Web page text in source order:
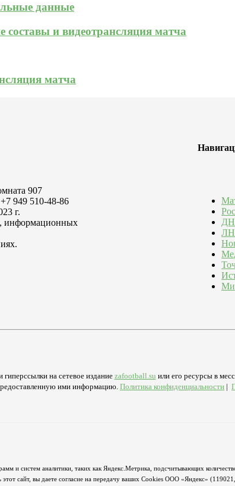
данные
и видеотрансляция матча
матча
907
949 510-48-86
г.
информационных
на сетевое издание zafootball.su или его ресурсы в
ими информацию.Политика конфиденциальности |
и систем аналитики, таких как Яндекс.Метрика, подсчитывающих
сайт, вы даете согласие на передачу ваших Cookies ООО «Яндекс»